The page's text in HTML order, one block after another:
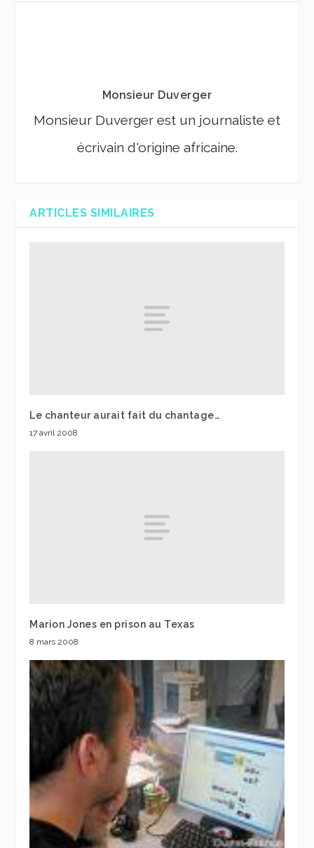
Monsieur Duverger
Monsieur Duverger est un journaliste et
écrivain d'origine africaine.
ARTICLES SIMILAIRES
Le chanteur aurait fait du chantage…
17 avril 2008
Marion Jones en prison au Texas
8 mars 2008